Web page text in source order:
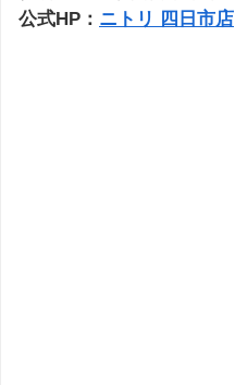
公式HP： ニトリ 四日市店